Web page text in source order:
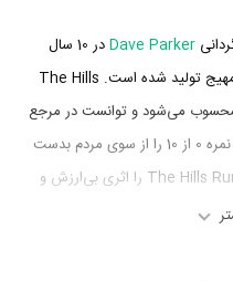
Dave Parker
در 10 سال
پیش یعنی سال 1388 در گونه ترسناک و مهیج تولید شده است. The Hills
می‌شود و توانست در مرجع
نمره 0 از 10 را از سوی مردم بدست
بیاورد که نشان می‌دهد عموم مردم The Hills Run Red را اثری بی‌ارزش و